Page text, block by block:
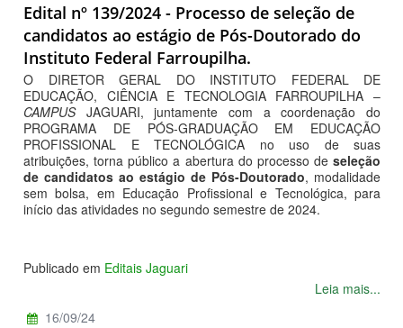
Edital nº 139/2024 - Processo de seleção de
candidatos ao estágio de Pós-Doutorado do
Instituto Federal Farroupilha.
O DIRETOR GERAL DO INSTITUTO FEDERAL DE
EDUCAÇÃO, CIÊNCIA E TECNOLOGIA FARROUPILHA –
CAMPUSJAGUARI, juntamente com a coordenação do
PROGRAMA DE PÓS-GRADUAÇÃO EM EDUCAÇÃO
PROFISSIONAL E TECNOLÓGICA no uso de suas
atribuições, torna público a abertura do processo de seleção
de candidatos ao estágio de Pós-Doutorado, modalidade
sem bolsa, em Educação Profissional e Tecnológica, para
início das atividades no segundo semestre de 2024.
Publicado em Editais Jaguari
Leia mais...
16/09/24